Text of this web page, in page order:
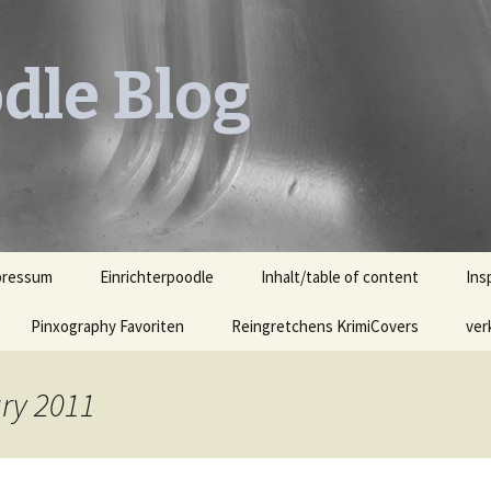
Blog
Einrichterpoodle Inhalt/table of content
Pinxography Favoriten Reingretchens KrimiCovers
2011